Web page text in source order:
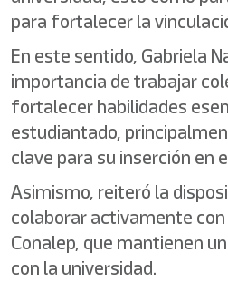
para fortalecer la
En este sentido, Gabriela
importancia de trabajar
fortalecer habilidades
estudiantado,
clave para su inserción en
Asimismo, reiteró la
colaborar activamente
Conalep, que mantienen
con la universidad.